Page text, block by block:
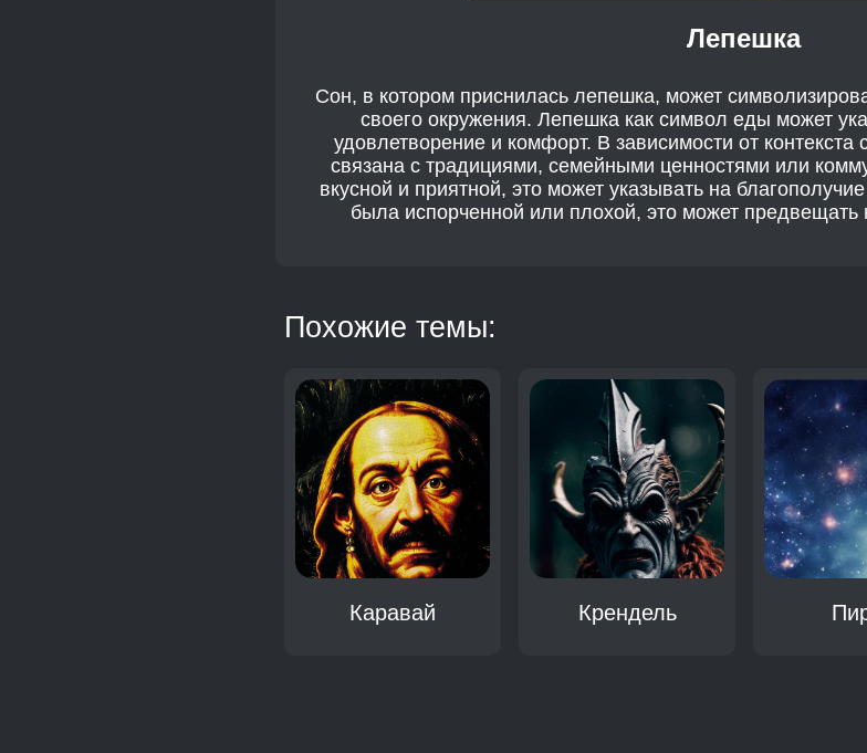
Лепешка
Сон, в котором приснилась лепешка, может
своего окружения. Лепешка как символ еды может
удовлетворение и комфорт. В зависимости от
связана с традициями, семейными ценностями или
вкусной и приятной, это может указывать на
была испорченной или плохой, это может
Похожие темы:
Каравай Крендель